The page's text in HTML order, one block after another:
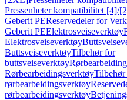
Pressenheter kompatibilitet [4]/
Geberit PEReservedeler for
Geberit PEElektrosveiseverktøy
Elektrosveiseverktøy
ButtsveiseverktøyTilbehør for
buttsveiseverktøy
Rørbearbeidingsverktøy
rørbearbeidingsverktøy
rørbearbeidingsverktøy